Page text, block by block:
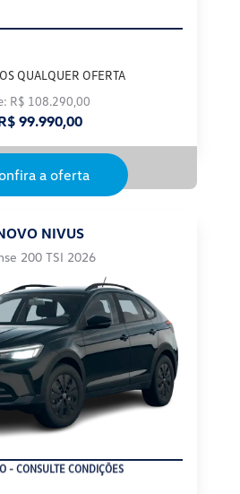
QUALQUER OFERTA
R$ 108.290,00
99.990,00
a oferta
NIVUS
200 TSI 2026
EMPLACAMENTO